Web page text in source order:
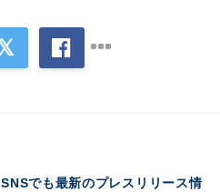
SNSでも最新のプレスリリース情